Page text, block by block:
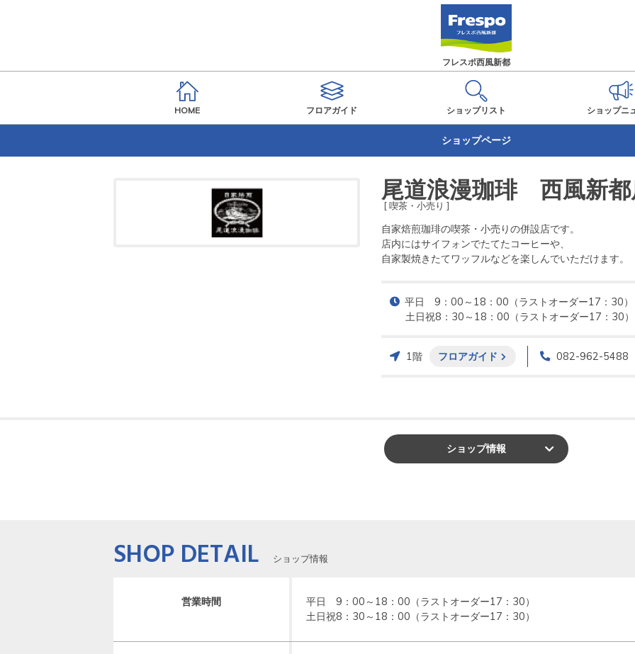
フレスポ西風新都
HOME フロアガイド ショップリスト ショップニ
ショップページ
尾道浪漫珈琲 西風新都
[ 喫茶・小売り ]
自家焙煎珈琲の喫茶・小売りの併設店です。
店内にはサイフォンでたてたコーヒーや、
自家製焼きたてワッフルなどを楽しんでいただけます。
平日　9：00～18：00（ラストオーダー17：30）
土日祝8：30～18：00（ラストオーダー17：30）
1階 フロアガイド 082-962-5488
ショップ情報
SHOP DETAIL ショップ情報
営業時間
平日　9：00～18：00（ラストオーダー17：30）
土日祝8：30～18：00（ラストオーダー17：30）